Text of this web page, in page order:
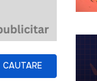
CAUTARE